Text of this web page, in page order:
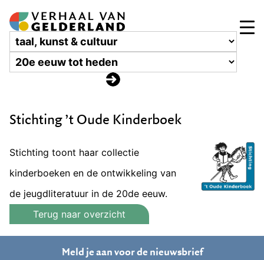
Stichting ’t Oude Kinderboek
Stichting toont haar collectie
kinderboeken en de ontwikkeling van
de jeugdliteratuur in de 20de eeuw.
Terug naar overzicht
Meld je aan voor de nieuwsbrief